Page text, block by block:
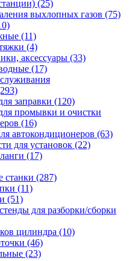
(25)
выхлопных газов (75)
(11)
(4)
аксессуары (33)
(17)
заправки (120)
промывки и очистки
(16)
автокондиционеров (63)
для установок (22)
(17)
станки (287)
(11)
(51)
для разборки/сборки
цилиндра (10)
(46)
(23)